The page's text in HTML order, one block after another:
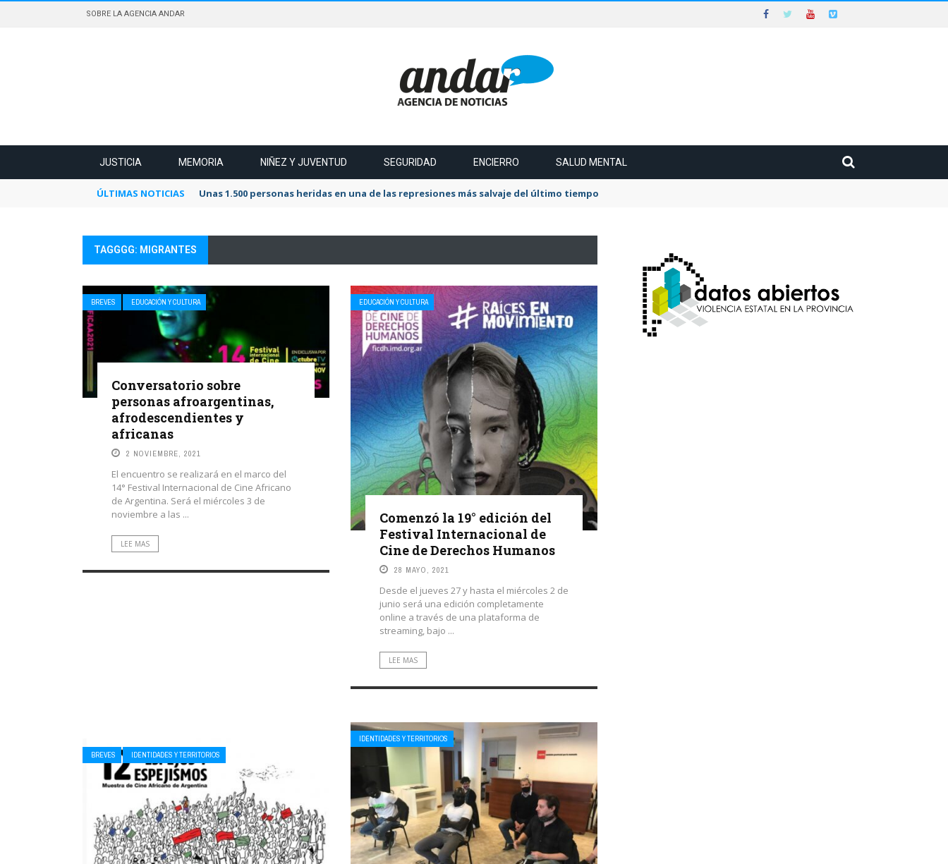
SOBRE LA AGENCIA ANDAR
JUSTICIA MEMORIA NIÑEZ Y JUVENTUD SEGURIDAD ENCIERRO SALUD MENTAL
ÚLTIMAS NOTICIAS Unas 1.500 personas heridas en una de las represiones más salvaje del último tiempo
TAGGGG: MIGRANTES
BREVES EDUCACIÓN Y CULTURA
Conversatorio sobre
personas afroargentinas,
afrodescendientes y
africanas
2 NOVIEMBRE, 2021
El encuentro se realizará en el marco del
14° Festival Internacional de Cine Africano
de Argentina. Será el miércoles 3 de
noviembre a las ...
LEE MAS
EDUCACIÓN Y CULTURA
Comenzó la 19° edición del
Festival Internacional de
Cine de Derechos Humanos
28 MAYO, 2021
Desde el jueves 27 y hasta el miércoles 2 de
junio será una edición completamente
online a través de una plataforma de
streaming, bajo ...
LEE MAS
IDENTIDADES Y TERRITORIOS
BREVES IDENTIDADES Y TERRITORIOS